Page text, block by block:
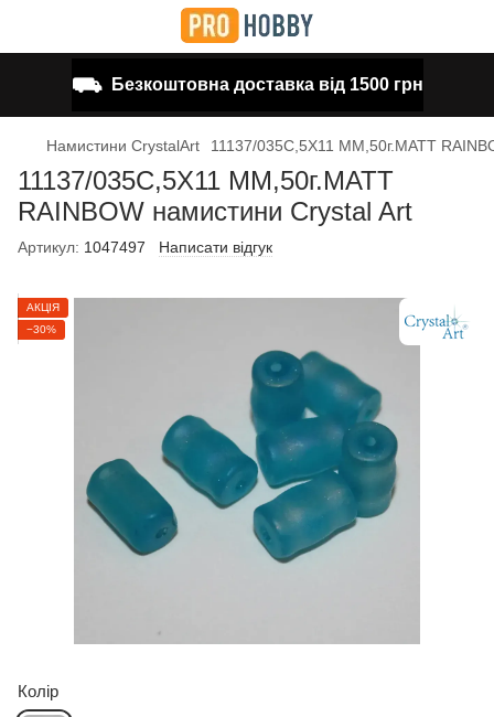
⛟ Безкоштовна доставка від 1500 грн
Намистини CrystalArt 11137/035C,5X11 MM,50г.MATT
11137/035C,5X11 MM,50г.MATT
RAINBOW намистини Crystal Art
Артикул: 1047497 Написати відгук
АКЦІЯ
−30%
Колір